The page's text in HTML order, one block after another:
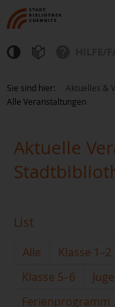
Finden Sie Informationen,
Zeitschriften und vieles
Sie sind hier: Aktuelles &
Alle Veranstaltungen
Aktuelle
List
Alle Klasse 1–2
Klasse 5–6
Ferienprogramm